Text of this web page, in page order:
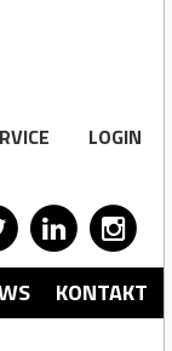
LOGIN
KONTAKT